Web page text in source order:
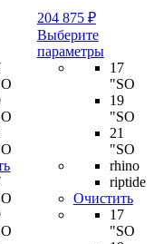
204 875 ₽
Выберите
параметрыЭтот
товар
имеет
Опции
можно
выбрать
на
товара.
17
"SO
19
"SO
21
"SO
rhino
riptide
Очистить
17
"SO